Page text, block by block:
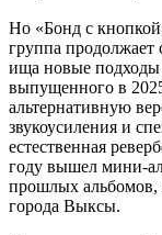
Но «Бонд с
группа продолжает
ища новые подходы
выпущенного в
альтернативную
звукоусиления и
естественная
году вышел мини-
прошлых альбомов,
города Выксы.